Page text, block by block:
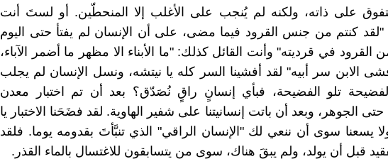
يتفوق على ذاته، ولكنه لم يُنجب على الأغلب إلا المنحطّين. أو لستَ أنت
"لقد كنتم من جنس القرود فيما مضى، على أن الإنسان لم يفتأ حتى اليوم
القرود في قرديته" وأنت القائل كذلك: "ما الأبناء الا مظهر ما أضمر الآباء،
الابن سر أبيه" لقد أفشينا السر كله يا نيتشه، ونسل الإنسان لم يجلب
تلو الفضيحة، فبأي إنسانٍ راقٍ نُصَدّق؟ بعد أن تم اختبار معدن
حتى الجوهر، وبعد أن باتت إنسانيتنا على شفير الهاوية. لقد فضَحَنا الاختبار يا
يسعنا سوى أن ننعي لك "الإنسان الراقي" الذي تنبَّأتَ بقدومه يوما. فلقد
قبل أن يولد، ولم يبقَ هناك، سوى من يتسابقون للاغتسال بالماء القذر.